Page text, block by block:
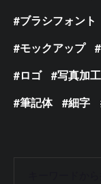
ブラシフォント
モックアップ
ロゴ
写真加工
筆記体
細字